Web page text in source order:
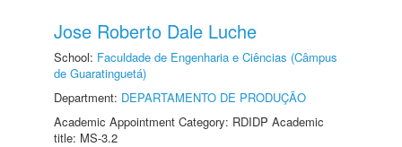
Jose Roberto Dale Luche
School: Faculdade de Engenharia e Ciências (Câmpus
de Guaratinguetá)
Department: DEPARTAMENTO DE PRODUÇÃO
Academic Appointment Category: RDIDP Academic
title: MS-3.2